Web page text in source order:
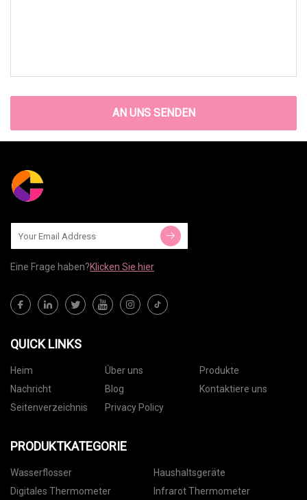
AN UNS SENDEN
Eine Frage haben?Klicken Sie hier
QUICK LINKS
Heim Über uns
Produkte
Nachricht
Blog
Kontaktiere uns
Seitenverzeichnis
Privacy Policy
PRODUKTKATEGORIE
Wasserflosser
Haushaltsgeräte
Digitales Thermometer
Infrarot Thermometer